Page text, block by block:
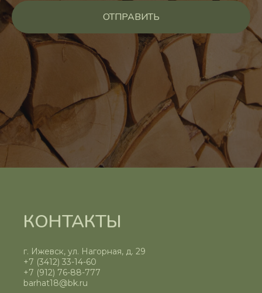
ОТПРАВИТЬ
КОНТАКТЫ
г. Ижевск, ул. Нагорная, д. 29
+7 (3412) 33-14-60
+7 (912) 76-88-777
barhat18@bk.ru